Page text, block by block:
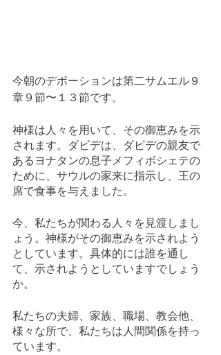
今朝のデボーションは第二サムエル９
章９節〜１３節です。
神様は人々を用いて、その御恵みを示
されます。ダビデは、ダビデの親友で
あるヨナタンの息子メフィボシェテの
ために、サウルの家来に指示し、王の
席で食事を与えました。
今、私たちが関わる人々を見渡しまし
ょう。神様がその御恵みを示されよう
としています。具体的には誰を通し
て、示されようとしていますでしょう
か。
私たちの夫婦、家族、職場、教会他、
様々な所で、私たちは人間関係を持っ
ています。